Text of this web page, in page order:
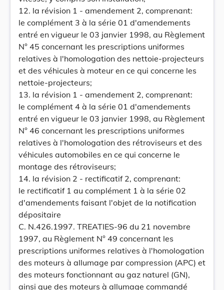
12. la révision 1 - amendement 2, comprenant:
le complément 3 à la série 01 d'amendements
entré en vigueur le 03 janvier 1998, au Règlement
N° 45 concernant les prescriptions uniformes
relatives à l'homologation des nettoie-projecteurs
et des véhicules à moteur en ce qui concerne les
nettoie-projecteurs;
13. la révision 1 - amendement 2, comprenant:
le complément 4 à la série 01 d'amendements
entré en vigueur le 03 janvier 1998, au Règlement
N° 46 concernant les prescriptions uniformes
relatives à l'homologation des rétroviseurs et des
véhicules automobiles en ce qui concerne le
montage des rétroviseurs;
14. la révision 2 - rectificatif 2, comprenant:
le rectificatif 1 au complément 1 à la série 02
d'amendements faisant l'objet de la notification
dépositaire
C. N.426.1997. TREATIES-96 du 21 novembre
1997, au Règlement N° 49 concernant les
prescriptions uniformes relatives à l'homologation
des moteurs à allumage par compression (APC) et
des moteurs fonctionnant au gaz naturel (GN),
ainsi que des moteurs à allumage commandé